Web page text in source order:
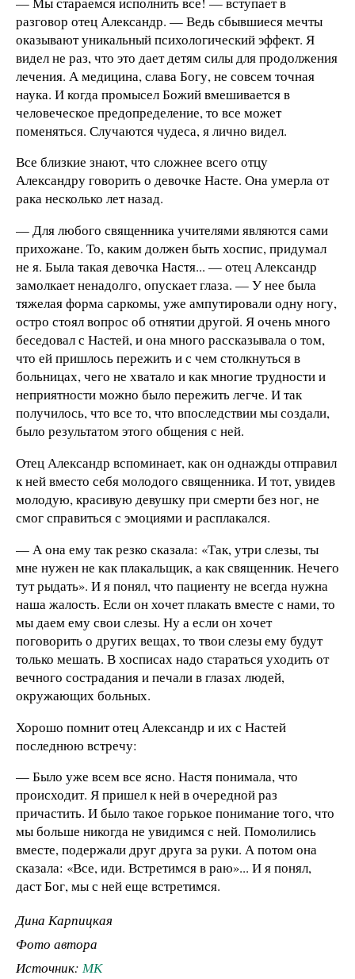
разговор отец Александр. — Ведь сбывшиеся мечты
оказывают уникальный психологический эффект. Я
видел не раз, что это дает детям силы для продолжения
лечения. А медицина, слава Богу, не совсем точная
наука. И когда промысел Божий вмешивается в
человеческое предопределение, то все может
поменяться. Случаются чудеса, я лично видел.
Все близкие знают, что сложнее всего отцу
Александру говорить о девочке Насте. Она умерла от
рака несколько лет назад.
— Для любого священника учителями являются сами
прихожане. То, каким должен быть хоспис, придумал
не я. Была такая девочка Настя... — отец Александр
замолкает ненадолго, опускает глаза. — У нее была
тяжелая форма саркомы, уже ампутировали одну ногу,
остро стоял вопрос об отнятии другой. Я очень много
беседовал с Настей, и она много рассказывала о том,
что ей пришлось пережить и с чем столкнуться в
больницах, чего не хватало и как многие трудности и
неприятности можно было пережить легче. И так
получилось, что все то, что впоследствии мы создали,
было результатом этого общения с ней.
Отец Александр вспоминает, как он однажды отправил
к ней вместо себя молодого священника. И тот, увидев
молодую, красивую девушку при смерти без ног, не
смог справиться с эмоциями и расплакался.
— А она ему так резко сказала: «Так, утри слезы, ты
мне нужен не как плакальщик, а как священник. Нечего
тут рыдать». И я понял, что пациенту не всегда нужна
наша жалость. Если он хочет плакать вместе с нами, то
мы даем ему свои слезы. Ну а если он хочет
поговорить о других вещах, то твои слезы ему будут
только мешать. В хосписах надо стараться уходить от
вечного сострадания и печали в глазах людей,
окружающих больных.
Хорошо помнит отец Александр и их с Настей
последнюю встречу:
— Было уже всем все ясно. Настя понимала, что
происходит. Я пришел к ней в очередной раз
причастить. И было такое горькое понимание того, что
мы больше никогда не увидимся с ней. Помолились
вместе, подержали друг друга за руки. А потом она
сказала: «Все, иди. Встретимся в раю»... И я понял,
даст Бог, мы с ней еще встретимся.
Дина Карпицкая
Фото автора
Источник: МК